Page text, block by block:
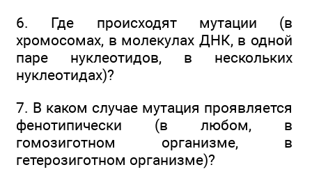
6. Где происходят мутации (в
хромосомах, в молекулах ДНК, в одной
паре нуклеотидов, в нескольких
нуклеотидах)?
7. В каком случае мутация проявляется
фенотипически (в любом, в
гомозиготном организме, в
гетерозиготном организме)?